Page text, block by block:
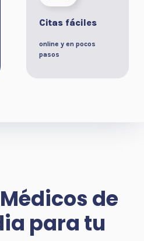
Citas fáciles
online y en pocos
pasos
de
para tu